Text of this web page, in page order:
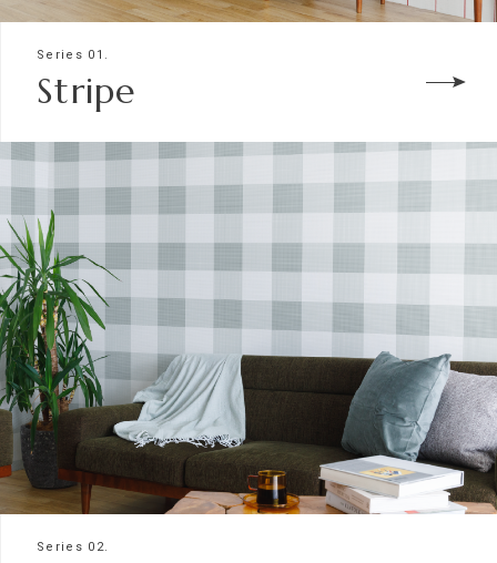
Series 01.
Stripe
Series 02.